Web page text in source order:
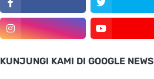
KUNJUNGI KAMI DI GOOGLE NEWS